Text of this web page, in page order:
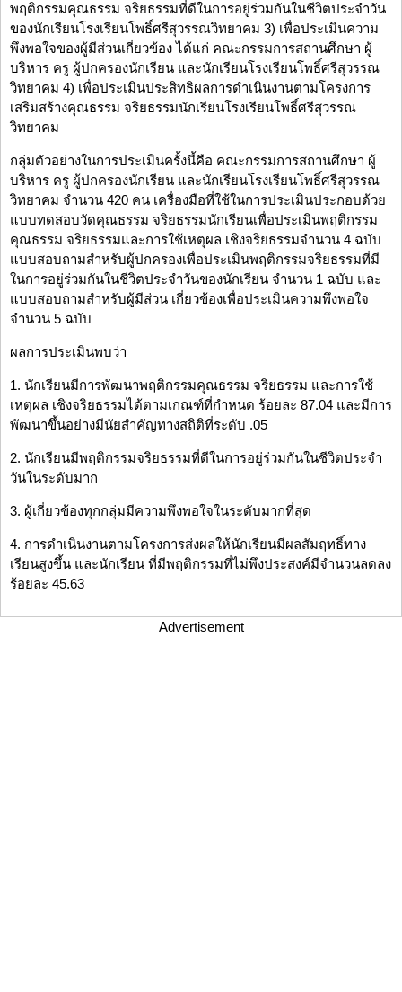
พฤติกรรมคุณธรรม จริยธรรมที่ดีในการอยู่ร่วมกันในชีวิตประจำวัน
ของนักเรียนโรงเรียนโพธิ์ศรีสุวรรณวิทยาคม 3) เพื่อประเมินความ
พึงพอใจของผู้มีส่วนเกี่ยวข้อง ได้แก่ คณะกรรมการสถานศึกษา ผู้
บริหาร ครู ผู้ปกครองนักเรียน และนักเรียนโรงเรียนโพธิ์ศรีสุวรรณ
วิทยาคม 4) เพื่อประเมินประสิทธิผลการดำเนินงานตามโครงการ
เสริมสร้างคุณธรรม จริยธรรมนักเรียนโรงเรียนโพธิ์ศรีสุวรรณ
วิทยาคม
กลุ่มตัวอย่างในการประเมินครั้งนี้คือ คณะกรรมการสถานศึกษา ผู้
บริหาร ครู ผู้ปกครองนักเรียน และนักเรียนโรงเรียนโพธิ์ศรีสุวรรณ
วิทยาคม จำนวน 420 คน เครื่องมือที่ใช้ในการประเมินประกอบด้วย
แบบทดสอบวัดคุณธรรม จริยธรรมนักเรียนเพื่อประเมินพฤติกรรม
คุณธรรม จริยธรรมและการใช้เหตุผล เชิงจริยธรรมจำนวน 4 ฉบับ
แบบสอบถามสำหรับผู้ปกครองเพื่อประเมินพฤติกรรมจริยธรรมที่มี
ในการอยู่ร่วมกันในชีวิตประจำวันของนักเรียน จำนวน 1 ฉบับ และ
แบบสอบถามสำหรับผู้มีส่วน เกี่ยวข้องเพื่อประเมินความพึงพอใจ
จำนวน 5 ฉบับ
ผลการประเมินพบว่า
1. นักเรียนมีการพัฒนาพฤติกรรมคุณธรรม จริยธรรม และการใช้
เหตุผล เชิงจริยธรรมได้ตามเกณฑ์ที่กำหนด ร้อยละ 87.04 และมีการ
พัฒนาขึ้นอย่างมีนัยสำคัญทางสถิติที่ระดับ .05
2. นักเรียนมีพฤติกรรมจริยธรรมที่ดีในการอยู่ร่วมกันในชีวิตประจำ
วันในระดับมาก
3. ผู้เกี่ยวข้องทุกกลุ่มมีความพึงพอใจในระดับมากที่สุด
4. การดำเนินงานตามโครงการส่งผลให้นักเรียนมีผลสัมฤทธิ์ทาง
เรียนสูงขึ้น และนักเรียน ที่มีพฤติกรรมที่ไม่พึงประสงค์มีจำนวนลดลง
ร้อยละ 45.63
Advertisement